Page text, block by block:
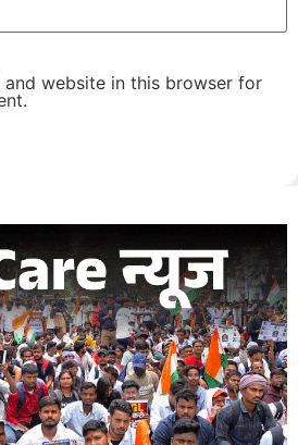
and website in this browser for